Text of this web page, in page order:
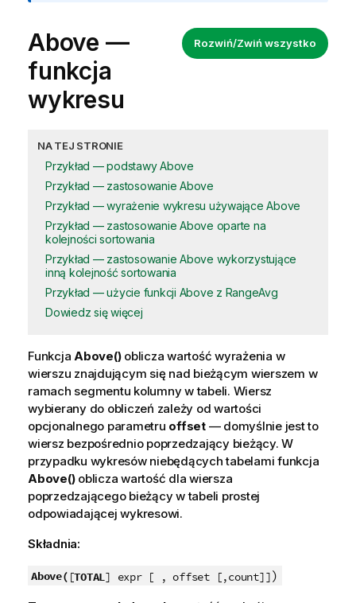
Rozwiń/Zwiń wszystko
Above —
funkcja
wykresu
NA TEJ STRONIE
Przykład — podstawy Above
Przykład — zastosowanie Above
Przykład — wyrażenie wykresu używające Above
Przykład — zastosowanie Above oparte na
kolejności sortowania
Przykład — zastosowanie Above wykorzystujące
inną kolejność sortowania
Przykład — użycie funkcji Above z RangeAvg
Dowiedz się więcej
Funkcja Above()oblicza wartość wyrażenia w
wierszu znajdującym się nad bieżącym wierszem w
ramach segmentu kolumny w tabeli. Wiersz
wybierany do obliczeń zależy od wartości
opcjonalnego parametru offset— domyślnie jest to
wiersz bezpośrednio poprzedzający bieżący. W
przypadku wykresów niebędących tabelami funkcja
Above()oblicza wartość dla wiersza
poprzedzającego bieżący w tabeli prostej
odpowiadającej wykresowi.
Składnia:
Above( [TOTAL] expr [ , offset [,count]])